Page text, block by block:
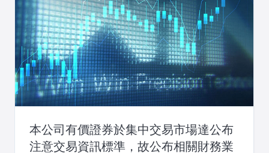
本公司有價證券於集中交易市場達公布
注意交易資訊標準，故公布相關財務業